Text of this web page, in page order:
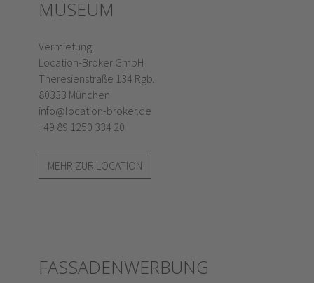
MUSEUM
Vermietung:
Location-Broker GmbH
Theresienstraße 134 Rgb.
80333 München
info@location-broker.de
+49 89 1250 334 20
MEHR ZUR LOCATION
FASSADENWERBUNG